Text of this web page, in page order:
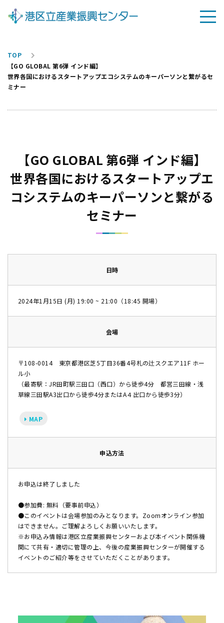
TOP
【GO GLOBAL 第6弾 インド編】
世界各国におけるスタートアップエコシステムのキーパーソンと繋がるセ
ミナー
【GO GLOBAL 第6弾 インド編】
世界各国におけるスタートアップエ
コシステムのキーパーソンと繋がる
セミナー
日時
2024年1月15日 (月) 19:00 ~ 21:00（18:45 開場）
会場
〒108-0014 東京都港区芝5丁目36番4号札の辻スクエア11F ホー
ル小
（最寄駅：JR田町駅三田口（西口）から徒歩4分 都営三田線・浅
草線三田駅A3出口から徒歩4分またはA４出口から徒歩3分）
MAP
申込方法
お申込は終了しました
●参加費: 無料（要事前申込）
●このイベントは会場参加のみとなります。Zoomオンライン参加
はできません。ご理解よろしくお願いいたします。
※お申込み情報は港区立産業振興センターおよび本イベント関係機
関にて共有・適切に管理の上、今後の産業振興センターが開催する
イベントのご紹介等をさせていただくことがあります。